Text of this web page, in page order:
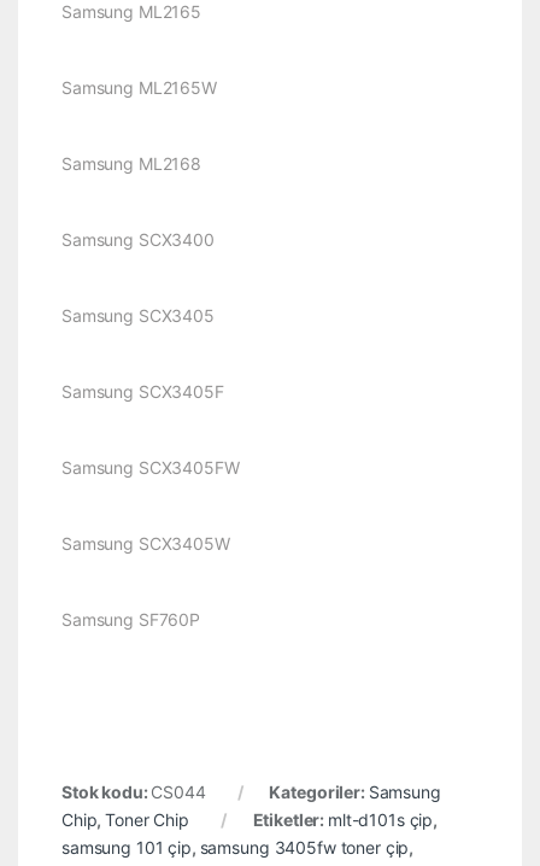
Samsung ML2165
Samsung ML2165W
Samsung ML2168
Samsung SCX3400
Samsung SCX3405
Samsung SCX3405F
Samsung SCX3405FW
Samsung SCX3405W
Samsung SF760P
Stok kodu: CS044 Kategoriler: Samsung
Chip,Toner Chip Etiketler: mlt-d101s çip,
samsung 101 çip, samsung 3405fw toner çip,